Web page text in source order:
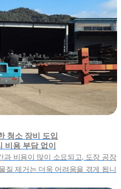
청소 장비 도입
비용 부담 없이
과 비용이 많이 소요되고, 도장 공장
질 제거는 더욱 어려움을 겪게 됩니